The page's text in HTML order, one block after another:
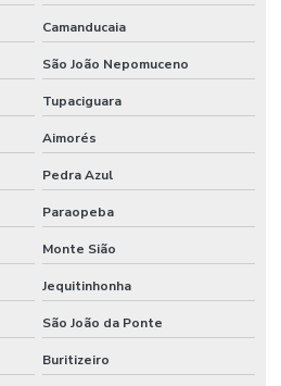
industriais
condicionado
comercial
predial
Camanducaia
São João Nepomuceno
Tupaciguara
Aimorés
Pedra Azul
Paraopeba
Monte Sião
Jequitinhonha
São João da Ponte
Buritizeiro